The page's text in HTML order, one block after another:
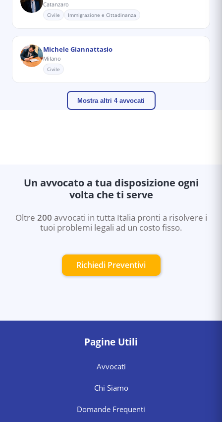
Catanzaro
Civile Immigrazione e Cittadinanza
Michele Giannattasio
Milano
Civile
Mostra altri 4 avvocati
Un avvocato a tua disposizione ogni
volta che ti serve
Oltre 200 avvocati in tutta Italia pronti a risolvere i
tuoi problemi legali ad un costo fisso.
Richiedi Preventivi
Pagine Utili
Avvocati
Chi Siamo
Domande Frequenti